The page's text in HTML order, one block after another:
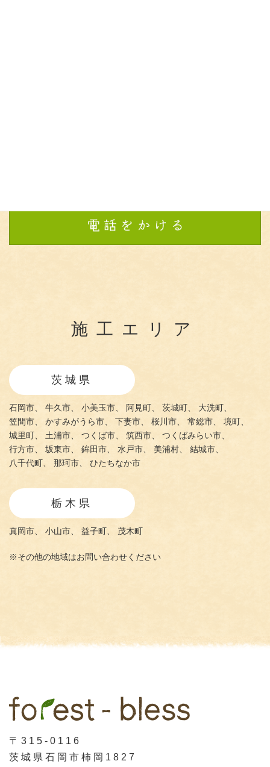
施工エリア
茨城県
石岡市、 牛久市、 小美玉市、 阿見町、 茨城町、
大洗町、
笠間市、
かすみがうら市、 下妻市、 桜川市、 常総市、
境町、
城里町、
土浦市、 つくば市、 筑西市、
つくばみらい市、
行方市、
坂東市、 鉾田市、 水戸市、 美浦村、
結城市、
八千代町、
那珂市、 ひたちなか市
栃木県
真岡市、 小山市、 益子町、 茂木町
※その他の地域はお問い合わせください
〒315-0116
茨城県石岡市柿岡1827